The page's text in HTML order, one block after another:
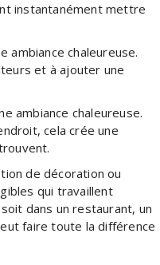
instantanément mettre
ambiance chaleureuse.
et à ajouter une
ambiance chaleureuse.
cela crée une
de décoration ou
qui travaillent
dans un restaurant, un
faire toute la différence